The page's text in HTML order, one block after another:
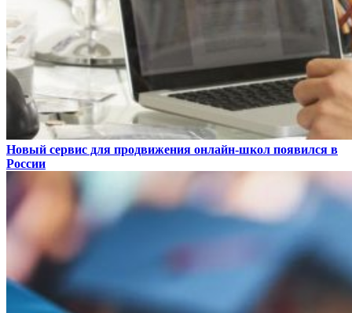
Новый сервис для продвижения онлайн-школ появился в
России